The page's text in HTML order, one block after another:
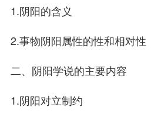
1.阴阳的含义
2.事物阴阳属性的性和相对性
二、阴阳学说的主要内容
1.阴阳对立制约